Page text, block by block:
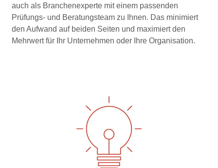
auch als Branchenexperte mit einem passenden
Prüfungs- und Beratungsteam zu Ihnen. Das minimiert
den Aufwand auf beiden Seiten und maximiert den
Mehrwert für Ihr Unternehmen oder Ihre Organisation.